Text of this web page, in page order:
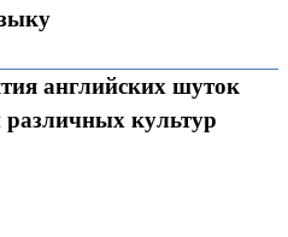
английских шуток
различных культур